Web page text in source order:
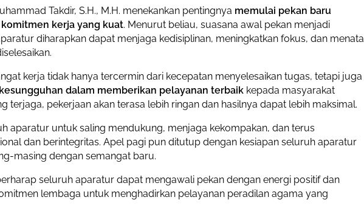
Takdir, S.H., M.H. menekankan pentingnya memulai pekan baru
kerja yang kuat. Menurut beliau, suasana awal pekan menjadi
diharapkan dapat menjaga kedisiplinan, meningkatkan fokus, dan menata
kerja tidak hanya tercermin dari kecepatan menyelesaikan tugas, tetapi juga
dalam memberikan pelayanan terbaik kepada masyarakat
terjaga, pekerjaan akan terasa lebih ringan dan hasilnya dapat lebih maksimal.
aparatur untuk saling mendukung, menjaga kekompakan, dan terus
dan berintegritas. Apel pagi pun ditutup dengan kesiapan seluruh aparatur
masing dengan semangat baru.
seluruh aparatur dapat mengawali pekan dengan energi positif dan
lembaga untuk menghadirkan pelayanan peradilan agama yang